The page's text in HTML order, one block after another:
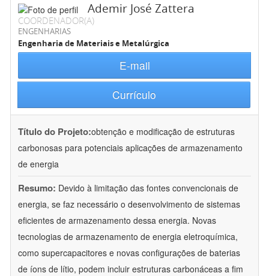
Ademir José Zattera
COORDENADOR(A)
ENGENHARIAS
Engenharia de Materiais e Metalúrgica
E-mail
Currículo
Título do Projeto:obtenção e modificação de estruturas
carbonosas para potenciais aplicações de armazenamento
de energia
Resumo: Devido à limitação das fontes convencionais de
energia, se faz necessário o desenvolvimento de sistemas
eficientes de armazenamento dessa energia. Novas
tecnologias de armazenamento de energia eletroquímica,
como supercapacitores e novas configurações de baterias
de íons de lítio, podem incluir estruturas carbonáceas a fim